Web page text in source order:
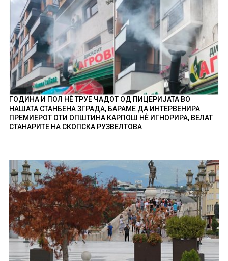
ГОДИНА И ПОЛ НÈ ТРУЕ ЧАДОТ ОД ПИЦЕРИЈАТА ВО
НАШАТА СТАНБЕНА ЗГРАДА, БАРАМЕ ДА ИНТЕРВЕНИРА
ПРЕМИЕРОТ ОТИ ОПШТИНА КАРПОШ НÈ ИГНОРИРА, ВЕЛАТ
СТАНАРИТЕ НА СКОПСКА РУЗВЕЛТОВА